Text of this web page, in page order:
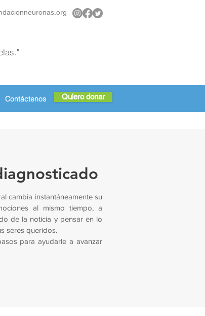
Contáctenos Quiero donar
cambia instantáneamente su
al mismo tiempo, a
de la noticia y pensar en lo
seres queridos.
para ayudarle a avanzar